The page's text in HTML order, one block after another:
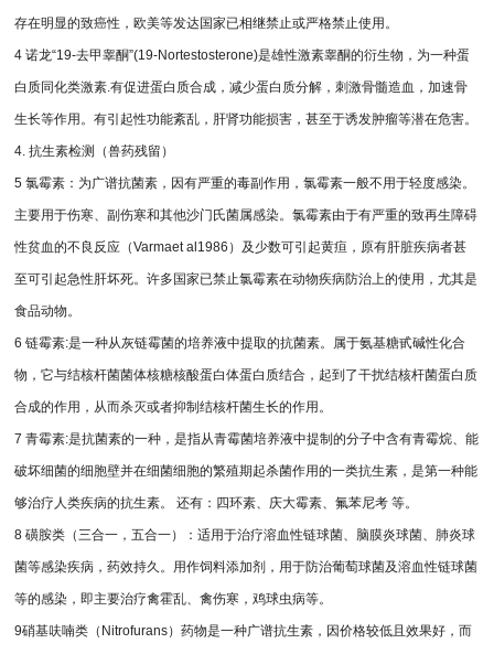
存在明显的致癌性，欧美等发达国家已相继禁止或严格禁止使用。
4 诺龙“19-去甲睾酮”(19-Nortestosterone)是雄性激素睾酮的衍生物，为一种蛋
白质同化类激素.有促进蛋白质合成，减少蛋白质分解，刺激骨髓造血，加速骨
生长等作用。有引起性功能紊乱，肝肾功能损害，甚至于诱发肿瘤等潜在危害。
4. 抗生素检测（兽药残留）
5 氯霉素：为广谱抗菌素，因有严重的毒副作用，氯霉素一般不用于轻度感染。
主要用于伤寒、副伤寒和其他沙门氏菌属感染。氯霉素由于有严重的致再生障碍
性贫血的不良反应（Varmaet al1986）及少数可引起黄疸，原有肝脏疾病者甚
至可引起急性肝坏死。许多国家已禁止氯霉素在动物疾病防治上的使用，尤其是
食品动物。
6 链霉素:是一种从灰链霉菌的培养液中提取的抗菌素。属于氨基糖甙碱性化合
物，它与结核杆菌菌体核糖核酸蛋白体蛋白质结合，起到了干扰结核杆菌蛋白质
合成的作用，从而杀灭或者抑制结核杆菌生长的作用。
7 青霉素:是抗菌素的一种，是指从青霉菌培养液中提制的分子中含有青霉烷、能
破坏细菌的细胞壁并在细菌细胞的繁殖期起杀菌作用的一类抗生素，是第一种能
够治疗人类疾病的抗生素。 还有：四环素、庆大霉素、氟苯尼考 等。
8 磺胺类（三合一，五合一）：适用于治疗溶血性链球菌、脑膜炎球菌、肺炎球
菌等感染疾病，药效持久。用作饲料添加剂，用于防治葡萄球菌及溶血性链球菌
等的感染，即主要治疗禽霍乱、禽伤寒，鸡球虫病等。
9硝基呋喃类（Nitrofurans）药物是一种广谱抗生素，因价格较低且效果好，而